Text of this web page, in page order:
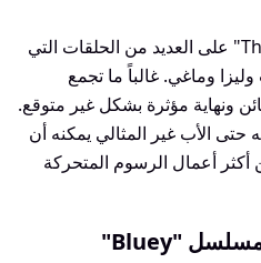
يحتوي مسلسل "The Simpsons" على العديد من الحلقات التي
وماغي. غالباً ما تجمع
ونهاية مؤثرة بشكل غير متوقع.
الأب غير المثالي يمكنه أن
أعمال الرسوم المتحركة